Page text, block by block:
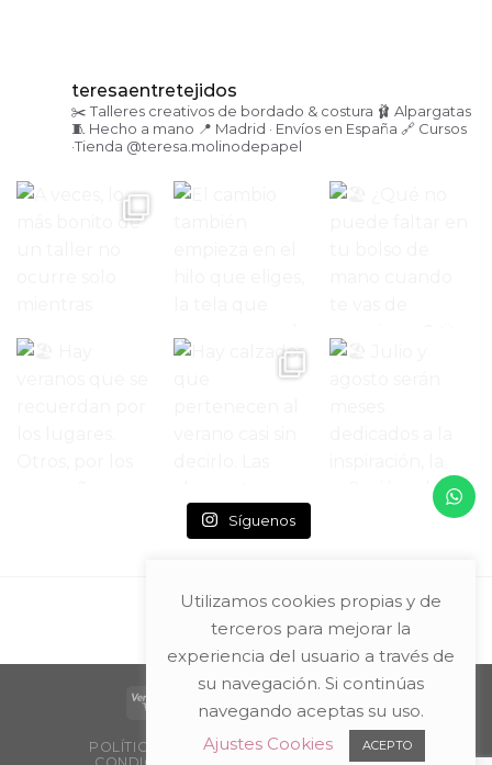
teresaentretejidos
✂️ Talleres creativos de bordado & costura 🩰 Alpargatas
🧵 Hecho a mano 📍 Madrid · Envíos en España 🔗 Cursos
·Tienda @teresa.molinodepapel
Síguenos
POLÍTICA DE PRIVACIDAD Y AVISO LEGAL
Utilizamos cookies propias y de
terceros para mejorar la
experiencia del usuario a través de
su navegación. Si continúas
navegando aceptas su uso.
Ajustes Cookies
ACEPTO